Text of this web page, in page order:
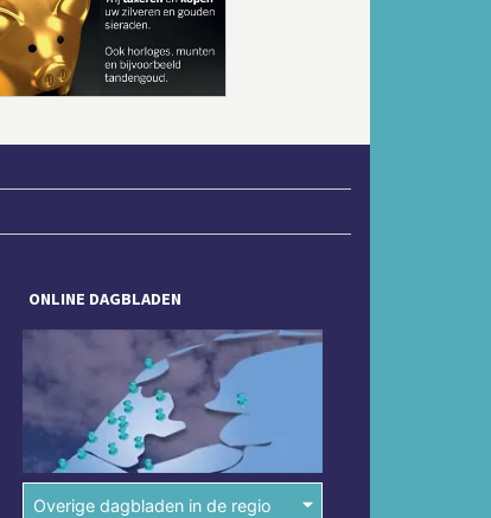
ONLINE DAGBLADEN
Overige dagbladen in de regio